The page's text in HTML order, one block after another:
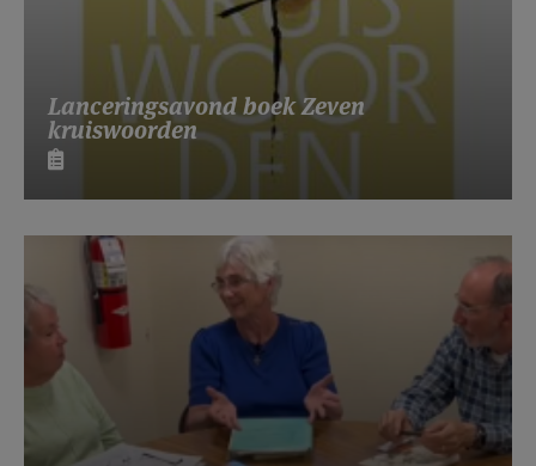
Lanceringsavond boek Zeven
kruiswoorden